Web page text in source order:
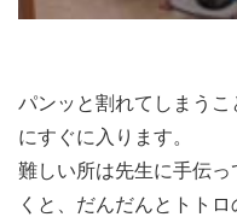
パンッと割れてしまう
にすぐに入ります。
難しい所は先生に手伝
くと、だんだんとトトロ